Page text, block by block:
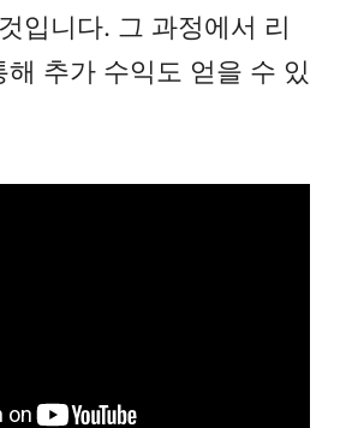
입니다. 그 과정에서 리
해 추가 수익도 얻을 수 있